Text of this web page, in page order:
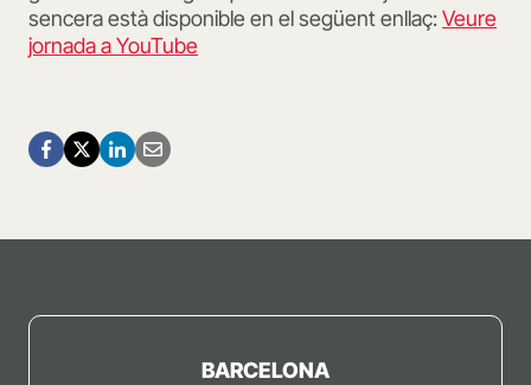
sencera està disponible en el següent enllaç:Veure
jornada a YouTube
BARCELONA